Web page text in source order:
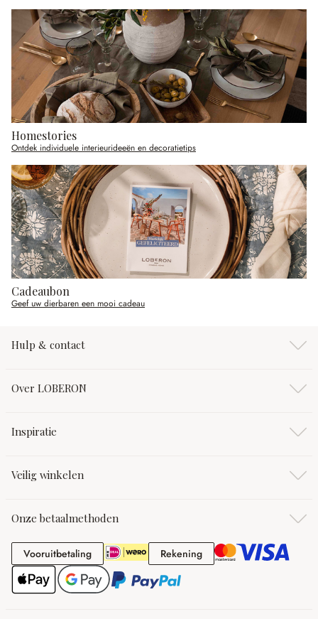
Homestories
Ontdek individuele interieurideeën en decoratietips
Cadeaubon
Geef uw dierbaren een mooi cadeau
Hulp & contact
Over LOBERON
Inspiratie
Veilig winkelen
Onze betaalmethoden
VooruitbetalingVooruitbetaling RekeningRekening